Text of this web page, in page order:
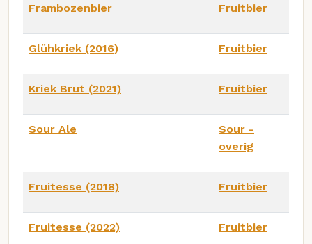
Frambozenbier Fruitbier
Glühkriek (2016) Fruitbier
Kriek Brut (2021) Fruitbier
Sour Ale
Sour -
overig
Fruitesse (2018) Fruitbier
Fruitesse (2022) Fruitbier